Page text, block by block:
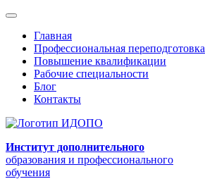
Главная
Профессиональная переподготовка
Повышение квалификации
Рабочие специальности
Блог
Контакты
Институт дополнительного
образования и профессионального
обучения